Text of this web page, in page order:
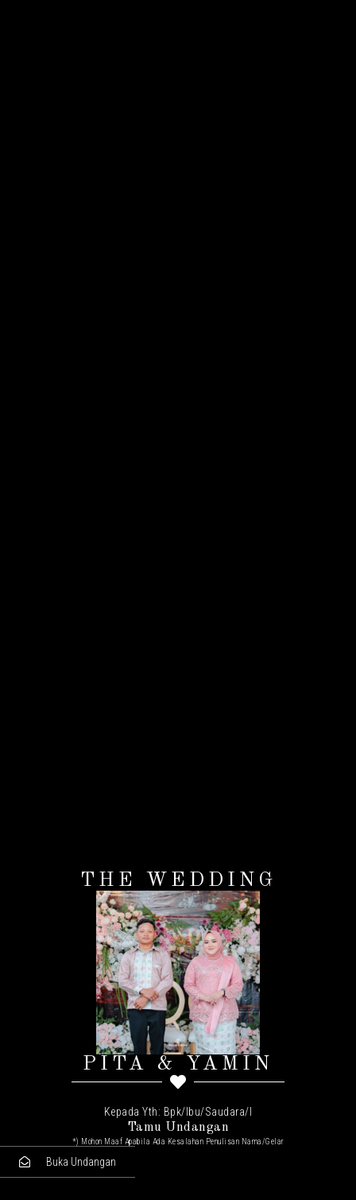
THE WEDDING
PITA & YAMIN
Kepada Yth: Bpk/Ibu/Saudara/I
Tamu Undangan
*) Mohon Maaf Apabila Ada Kesalahan Penulisan Nama/gelar
Buka Undangan